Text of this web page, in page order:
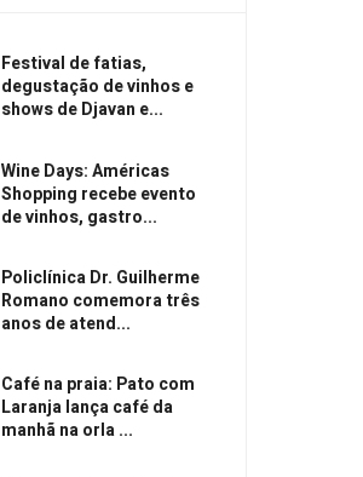
Festival de fatias,
degustação de vinhos e
shows de Djavan e...
Wine Days: Américas
Shopping recebe evento
de vinhos, gastro...
Policlínica Dr. Guilherme
Romano comemora três
anos de atend...
Café na praia: Pato com
Laranja lança café da
manhã na orla ...